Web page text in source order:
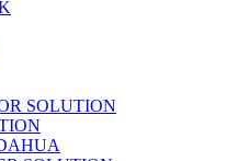
SOLUTION